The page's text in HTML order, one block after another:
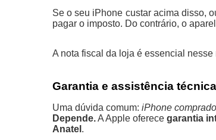
Se o seu iPhone custar acima disso,
pagar o imposto. Do contrário, o
A nota fiscal da loja é essencial nesse
Garantia e assistência
Uma dúvida comum: iPhone
Depende.A Apple oferece garantia
Anatel .